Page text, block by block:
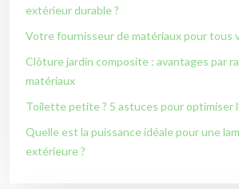
extérieur durable ?
Votre fournisseur de matériaux pour tous
Clôture jardin composite : avantages par
matériaux
Toilette petite ? 5 astuces pour optimiser
Quelle est la puissance idéale pour une
extérieure ?